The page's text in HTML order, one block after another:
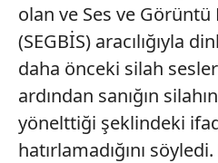
olan ve Ses ve
(SEGBİS) aracılığıyla
daha önceki silah
ardından sanığın
yönelttiği şeklindeki
hatırlamadığını